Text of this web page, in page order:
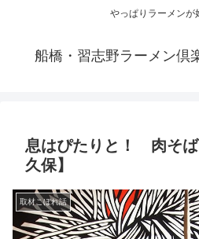
やっぱりラーメンが
船橋・習志野ラーメン倶
息はぴたりと！ 肉そ
久保】
取材こぼれ話